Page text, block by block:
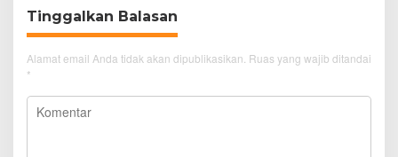
Tinggalkan Balasan
Alamat email Anda tidak akan dipublikasikan. Ruas yang wajib ditandai
*